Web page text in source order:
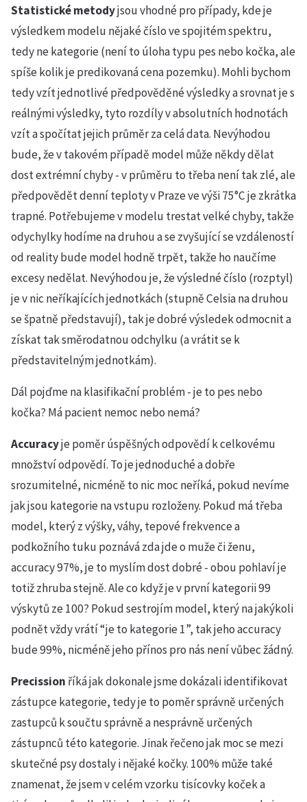
Statistické metodyjsou vhodné pro případy, kde je
výsledkem modelu nějaké číslo ve spojitém spektru,
tedy ne kategorie (není to úloha typu pes nebo kočka, ale
spíše kolik je predikovaná cena pozemku). Mohli bychom
tedy vzít jednotlivé předpověděné výsledky a srovnat je s
reálnými výsledky, tyto rozdíly v absolutních hodnotách
vzít a spočítat jejich průměr za celá data. Nevýhodou
bude, že v takovém případě model může někdy dělat
dost extrémní chyby - v průměru to třeba není tak zlé, ale
předpovědět denní teploty v Praze ve výši 75°C je zkrátka
trapné. Potřebujeme v modelu trestat velké chyby, takže
odychylky hodíme na druhou a se zvyšující se vzdáleností
od reality bude model hodně trpět, takže ho naučíme
excesy nedělat. Nevýhodou je, že výsledné číslo (rozptyl)
je v nic neříkajících jednotkách (stupně Celsia na druhou
se špatně představují), tak je dobré výsledek odmocnit a
získat tak směrodatnou odchylku (a vrátit se k
představitelným jednotkám).
Dál pojďme na klasifikační problém - je to pes nebo
kočka? Má pacient nemoc nebo nemá?
Accuracyje poměr úspěšných odpovědí k celkovému
množství odpovědí. To je jednoduché a dobře
srozumitelné, nicméně to nic moc neříká, pokud nevíme
jak jsou kategorie na vstupu rozloženy. Pokud má třeba
model, který z výšky, váhy, tepové frekvence a
podkožního tuku poznává zda jde o muže či ženu,
accuracy 97%, je to myslím dost dobré - obou pohlaví je
totiž zhruba stejně. Ale co když je v první kategorii 99
výskytů ze 100? Pokud sestrojím model, který na jakýkoli
podnět vždy vrátí “je to kategorie 1”, tak jeho accuracy
bude 99%, nicméně jeho přínos pro nás není vůbec žádný.
Precission říká jak dokonale jsme dokázali identifikovat
zástupce kategorie, tedy je to poměr správně určených
zastupců k součtu správně a nesprávně určených
zástupnců této kategorie. Jinak řečeno jak moc se mezi
skutečné psy dostaly i nějaké kočky. 100% může také
znamenat, že jsem v celém vzorku tisícovky koček a